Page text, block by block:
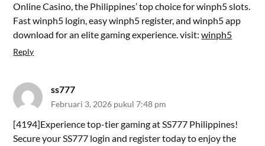
Online Casino, the Philippines’ top choice for winph5 slots.
Fast winph5 login, easy winph5 register, and winph5 app
download for an elite gaming experience. visit:winph5
Reply
ss777
Februari 3, 2026 pukul 7:48 pm
[4194]Experience top-tier gaming at SS777 Philippines!
Secure your SS777 login and register today to enjoy the